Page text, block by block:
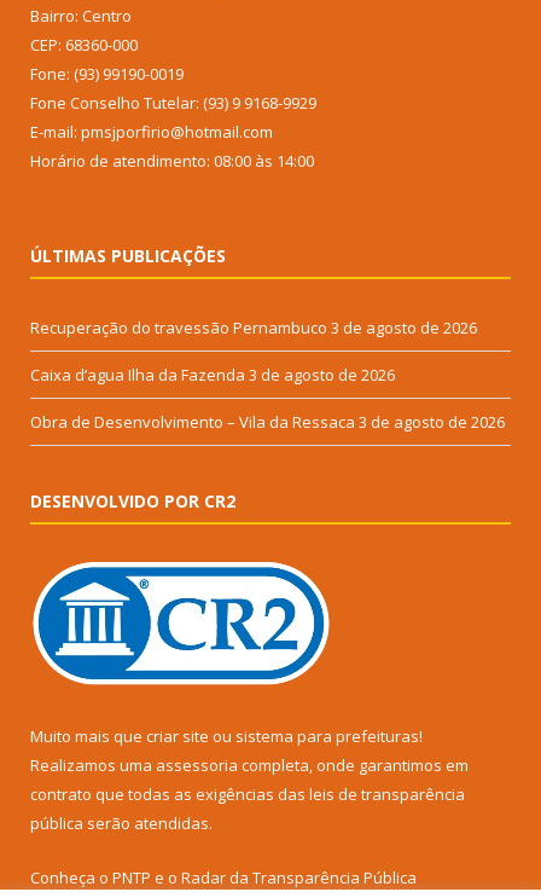
Bairro: Centro
CEP: 68360-000
Fone: (93) 99190-0019
Fone Conselho Tutelar: (93) 9 9168-9929
E-mail: pmsjporfirio@hotmail.com
Horário de atendimento: 08:00 às 14:00
ÚLTIMAS PUBLICAÇÕES
Recuperação do travessão Pernambuco 3 de agosto de 2026
Caixa d’agua Ilha da Fazenda 3 de agosto de 2026
Obra de Desenvolvimento – Vila da Ressaca 3 de agosto de 2026
DESENVOLVIDO POR CR2
Muito mais que criar site ou sistema para prefeituras!
Realizamos uma assessoria completa, onde garantimos em
contrato que todas as exigências das leis de transparência
pública serão atendidas.
Conheça o PNTP e o Radar da Transparência Pública